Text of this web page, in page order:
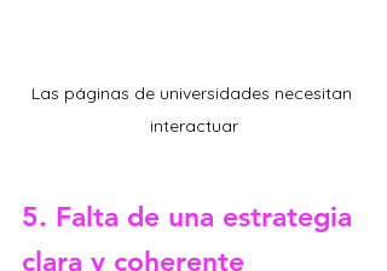
Las páginas de universidades necesitan
interactuar
5. Falta de una estrategia
clara y coherente